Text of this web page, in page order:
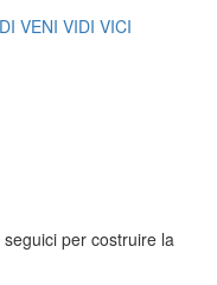
VENI VIDI VICI
seguici per costruire la